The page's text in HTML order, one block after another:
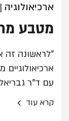
ארכיאולוגיה
מטבע
"לראשונה זה
עם ד"ר
קרא עוד ›